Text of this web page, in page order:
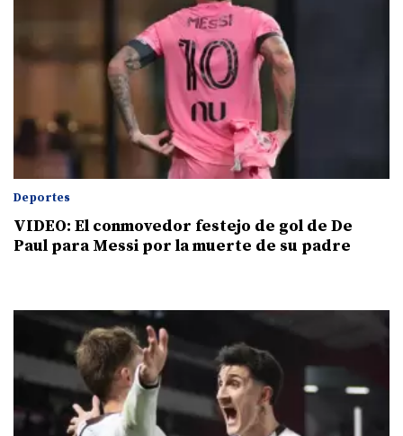
Deportes
VIDEO: El conmovedor festejo de gol de De
Paul para Messi por la muerte de su padre